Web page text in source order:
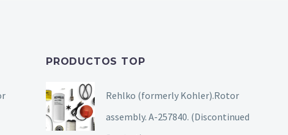
PRODUCTOS TOP
Rehlko (formerly Kohler).Rotor
assembly. A-257840. (Discontinued